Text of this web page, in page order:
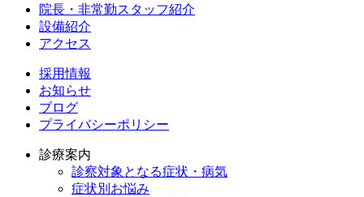
院長・非常勤スタッフ紹介
設備紹介
アクセス
採用情報
お知らせ
ブログ
プライバシーポリシー
診療案内
診察対象となる症状・病気
症状別お悩み